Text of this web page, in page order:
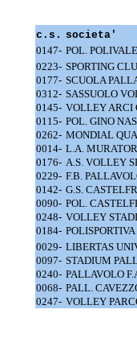
c.s. societa'
0147- POL.
0223- SPORTING
0177- SCUOLA
0312- SASSUOLO
0145- VOLLEY ARCI
0115- POL. GINO
0262- MONDIAL
0014- L.A.
0176- A.S. VOLLEY
0229- F.B.
0142- G.S.
0090- POL.
0248- VOLLEY
0184-
0029- LIBERTAS
0097- STADIUM
0240- PALLAVOLO
0068- PALL.
0247- VOLLEY